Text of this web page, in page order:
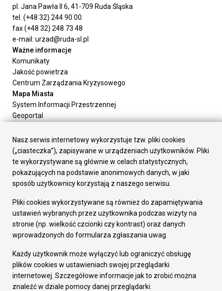
pl. Jana Pawła II 6, 41-709 Ruda Śląska
tel. (+48 32) 244 90 00
fax (+48 32) 248 73 48
e-mail: urzad@ruda-sl.pl
Ważne informacje
Komunikaty
Jakość powietrza
Centrum Zarządzania Kryzysowego
Mapa Miasta
System Informacji Przestrzennej
Geoportal
Załatw sprawę
Prezydent Miasta
Rada Miasta
Wydziały
Elektroniczna Skrzynka Podawcza
Gospodarka
Fundusze europejskie
Środki krajowe
Oferty inwestycyjne
Pozostałe
Deklaracja dostępności
Dane osobowe
Nasz serwis internetowy wykorzystuje tzw. pliki cookies
(„ciasteczka”), zapisywane w urządzeniach użytkowników. Pliki
te wykorzystywane są głównie w celach statystycznych,
pokazujących na podstawie anonimowych danych, w jaki
sposób użytkownicy korzystają z naszego serwisu.
Pliki cookies wykorzystywane są również do zapamiętywania
ustawień wybranych przez użytkownika podczas wizyty na
stronie (np. wielkość czcionki czy kontrast) oraz danych
wprowadzonych do formularza zgłaszania uwag.
Każdy użytkownik może wyłączyć lub ograniczyć obsługę
plików cookies w ustawieniach swojej przeglądarki
internetowej. Szczegółowe informacje jak to zrobić można
znaleźć w dziale pomocy danej przeglądarki.